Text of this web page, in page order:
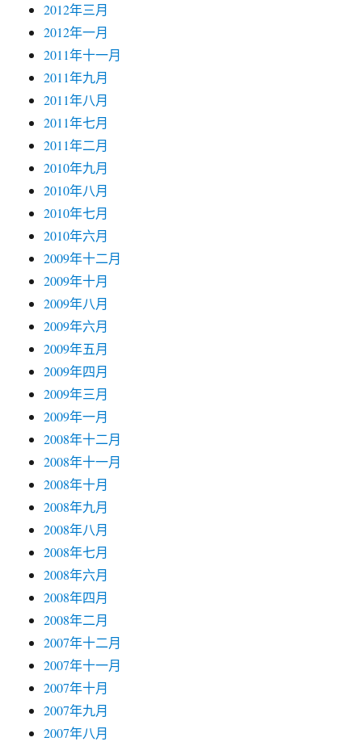
2012年三月
2012年一月
2011年十一月
2011年九月
2011年八月
2011年七月
2011年二月
2010年九月
2010年八月
2010年七月
2010年六月
2009年十二月
2009年十月
2009年八月
2009年六月
2009年五月
2009年四月
2009年三月
2009年一月
2008年十二月
2008年十一月
2008年十月
2008年九月
2008年八月
2008年七月
2008年六月
2008年四月
2008年二月
2007年十二月
2007年十一月
2007年十月
2007年九月
2007年八月